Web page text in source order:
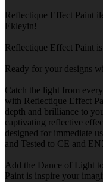
Reflectique Effect Paint ile
Ekleyin!
Reflectique Effect Paint
Ready for your designs
Catch the light from
with Reflectique Effect
depth and brilliance to
captivating reflective
designed for immediate
and Tested to CE and
Add the Dance of Light
Paint is inspire your